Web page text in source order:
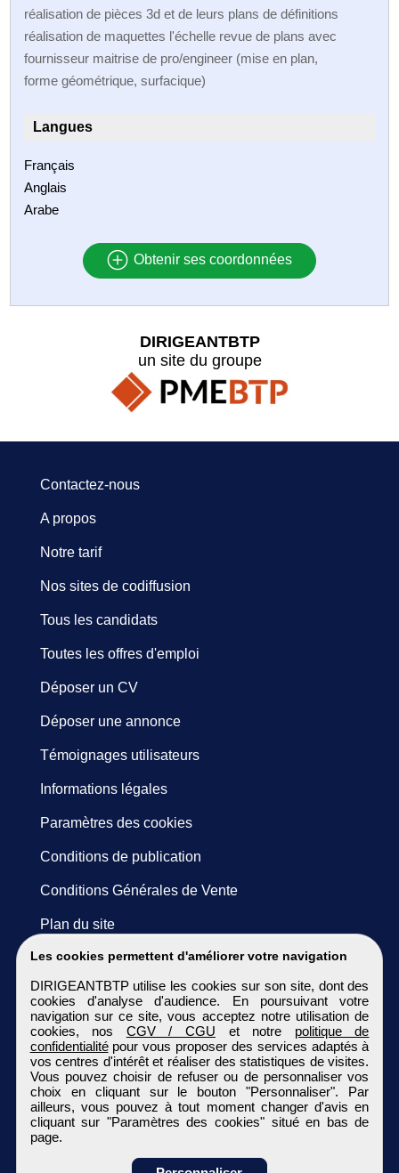
réalisation de pièces 3d et de leurs plans de définitions
réalisation de maquettes l'échelle revue de plans avec
fournisseur maitrise de pro/engineer (mise en plan,
forme géométrique, surfacique)
Langues
Français
Anglais
Arabe
Obtenir ses coordonnées
Les cookies permettent d'améliorer votre navigation
DIRIGEANTBTP utilise les cookies sur son site, dont des
cookies d'analyse d'audience. En poursuivant votre
navigation sur ce site, vous acceptez notre utilisation de
cookies, nos CGV / CGU et notre politique de
confidentialitépour vous proposer des services adaptés à
vos centres d'intérêt et réaliser des statistiques de visites.
Vous pouvez choisir de refuser ou de personnaliser vos
choix en cliquant sur le bouton "Personnaliser". Par
ailleurs, vous pouvez à tout moment changer d'avis en
cliquant sur "Paramètres des cookies" situé en bas de
page.
DIRIGEANTBTP
un site du groupe
Contactez-nous
A propos
Notre tarif
Nos sites de codiffusion
Tous les candidats
Toutes les offres d'emploi
Déposer un CV
Déposer une annonce
Témoignages utilisateurs
Informations légales
Paramètres des cookies
Conditions de publication
Conditions Générales de Vente
Plan du site